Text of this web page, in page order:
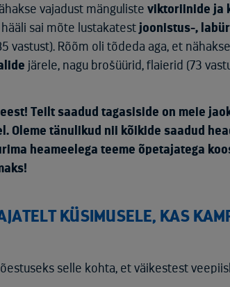
vajadust mänguliste viktoriinide ja
sai mõte lustakatest joonistus-,
vastust). Rõõm oli tõdeda aga, et
järele, nagu brošüürid, flaierid (73
Teilt saadud tagasiside on meie
Oleme tänulikud nii kõikide saadud
heameelega teeme õpetajatega
KÜSIMUSELE, KAS
selle kohta, et väikestest